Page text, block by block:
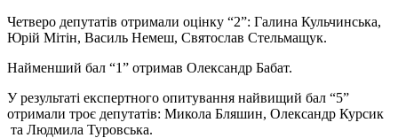
Четверо депутатів отримали оцінку “2”: Галина Кульчинська,
Юрій Мітін, Василь Немеш, Святослав Стельмащук.
Найменший бал “1” отримав Олександр Бабат.
У результаті експертного опитування найвищий бал “5”
отримали троє депутатів: Микола Бляшин, Олександр Курсик
та Людмила Туровська.